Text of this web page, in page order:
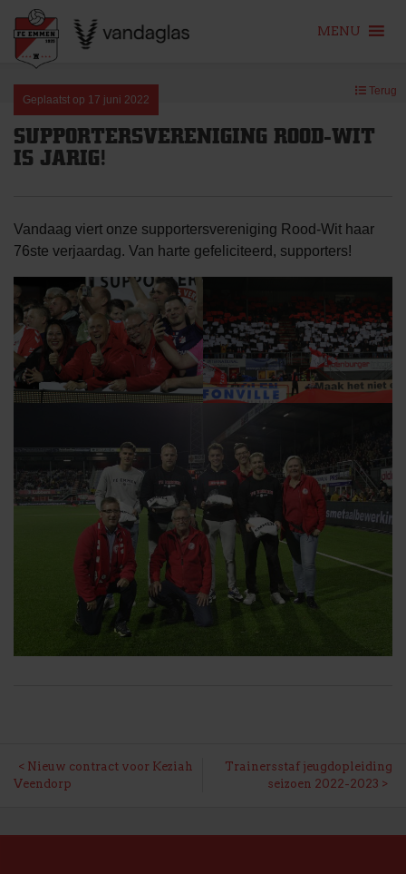
content
MENU
Geplaatst op 17 juni 2022
Terug
SUPPORTERSVERENIGING ROOD-WIT
IS JARIG!
Vandaag viert onze supportersvereniging Rood-Wit haar
76ste verjaardag. Van harte gefeliciteerd, supporters!
BERICHT
Nieuw contract voor Keziah
Veendorp
Trainersstaf jeugdopleiding
seizoen 2022-2023